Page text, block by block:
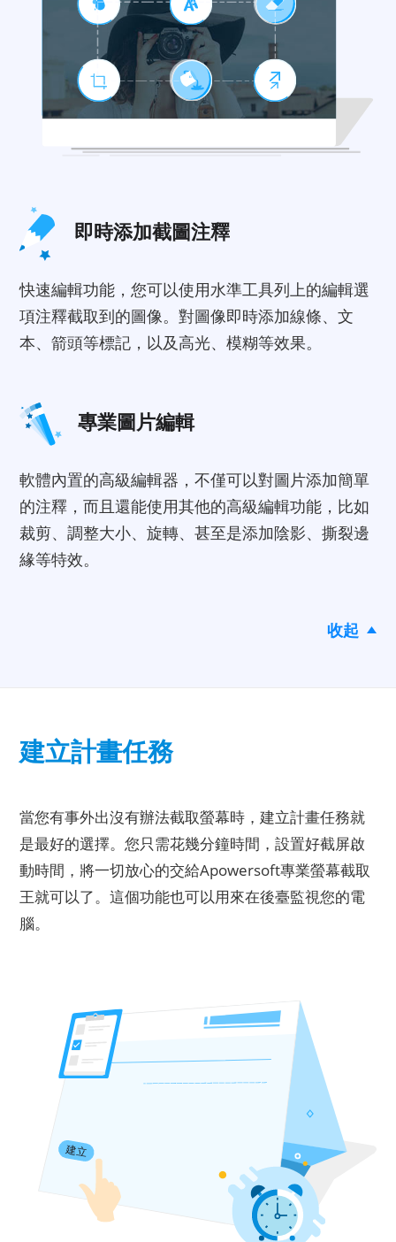
即時添加截圖注釋
快速編輯功能，您可以使用水準工具列上的編輯選
項注釋截取到的圖像。對圖像即時添加線條、文
本、箭頭等標記，以及高光、模糊等效果。
專業圖片編輯
軟體內置的高級編輯器，不僅可以對圖片添加簡單
的注釋，而且還能使用其他的高級編輯功能，比如
裁剪、調整大小、旋轉、甚至是添加陰影、撕裂邊
緣等特效。
收起
建立計畫任務
當您有事外出沒有辦法截取螢幕時，建立計畫任務就
是最好的選擇。您只需花幾分鐘時間，設置好截屏啟
動時間，將一切放心的交給Apowersoft專業螢幕截取
王就可以了。這個功能也可以用來在後臺監視您的電
腦。
建立